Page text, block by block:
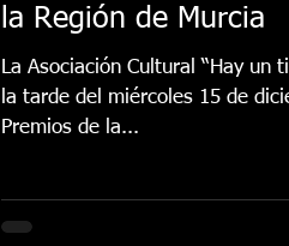
la Región de Murcia
La Asociación Cultural “Hay un
la tarde del miércoles 15 de
Premios de la...